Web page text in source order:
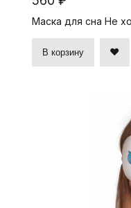
Маска для сна Не
В корзину